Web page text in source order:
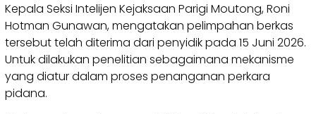
Kepala Seksi Intelijen Kejaksaan Parigi Moutong, Roni
Hotman Gunawan, mengatakan pelimpahan berkas
tersebut telah diterima dari penyidik pada 15 Juni 2026.
Untuk dilakukan penelitian sebagaimana mekanisme
yang diatur dalam proses penanganan perkara
pidana.